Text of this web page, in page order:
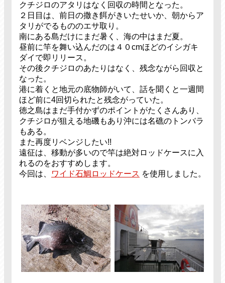
クチジロのアタリはなく回収の時間となった。
２日目は、前日の撒き餌がきいたせいか、朝からア
タリがでるもののエサ取り。
南にある島だけにまだ暑く、海の中はまだ夏。
昼前に竿を舞い込んだのは４０cmほどのイシガキ
ダイで即リリース。
その後クチジロのあたりはなく、残念ながら回収と
なった。
港に着くと地元の底物師がいて、話を聞くと一週間
ほど前に4回切られたと残念がっていた。
徳之島はまだ手付かずのポイントがたくさんあり、
クチジロが狙える地磯もあり沖には名礁のトンバラ
もある。
また再度リベンジしたい!!
遠征は、移動が多いので竿は絶対ロッドケースに入
れるのをおすすめします。
今回は、
ワイド石鯛ロッドケース を使用しました。